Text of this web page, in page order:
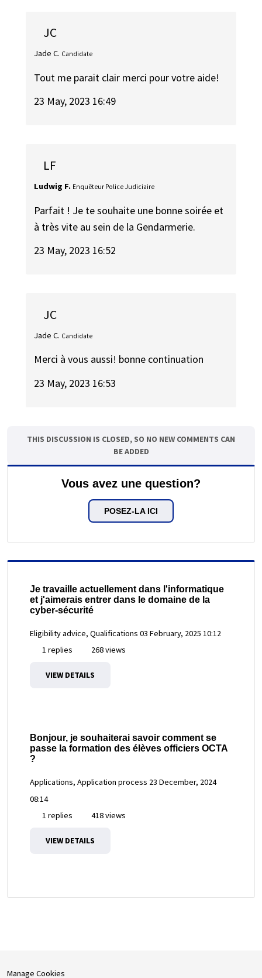
JC
Jade C. Candidate
Tout me parait clair merci pour votre aide!
23 May, 2023 16:49
LF
Ludwig F. Enquêteur Police Judiciaire
Parfait ! Je te souhaite une bonne soirée et
à très vite au sein de la Gendarmerie.
23 May, 2023 16:52
JC
Jade C. Candidate
Merci à vous aussi! bonne continuation
23 May, 2023 16:53
THIS DISCUSSION IS CLOSED, SO NO NEW COMMENTS CAN
BE ADDED
Vous avez une question?
POSEZ-LA ICI
Je travaille actuellement dans l'informatique
et j'aimerais entrer dans le domaine de la
cyber-sécurité
Eligibility advice, Qualifications 03 February, 2025 10:12
1 replies
268 views
VIEW DETAILS
Bonjour, je souhaiterai savoir comment se
passe la formation des élèves officiers OCTA
?
Applications, Application process 23 December, 2024
08:14
1 replies
418 views
VIEW DETAILS
Manage Cookies